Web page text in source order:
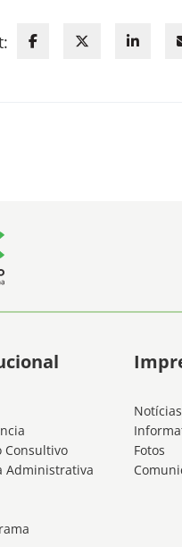
Consultivo
Administrativa
Notícias
Fotos